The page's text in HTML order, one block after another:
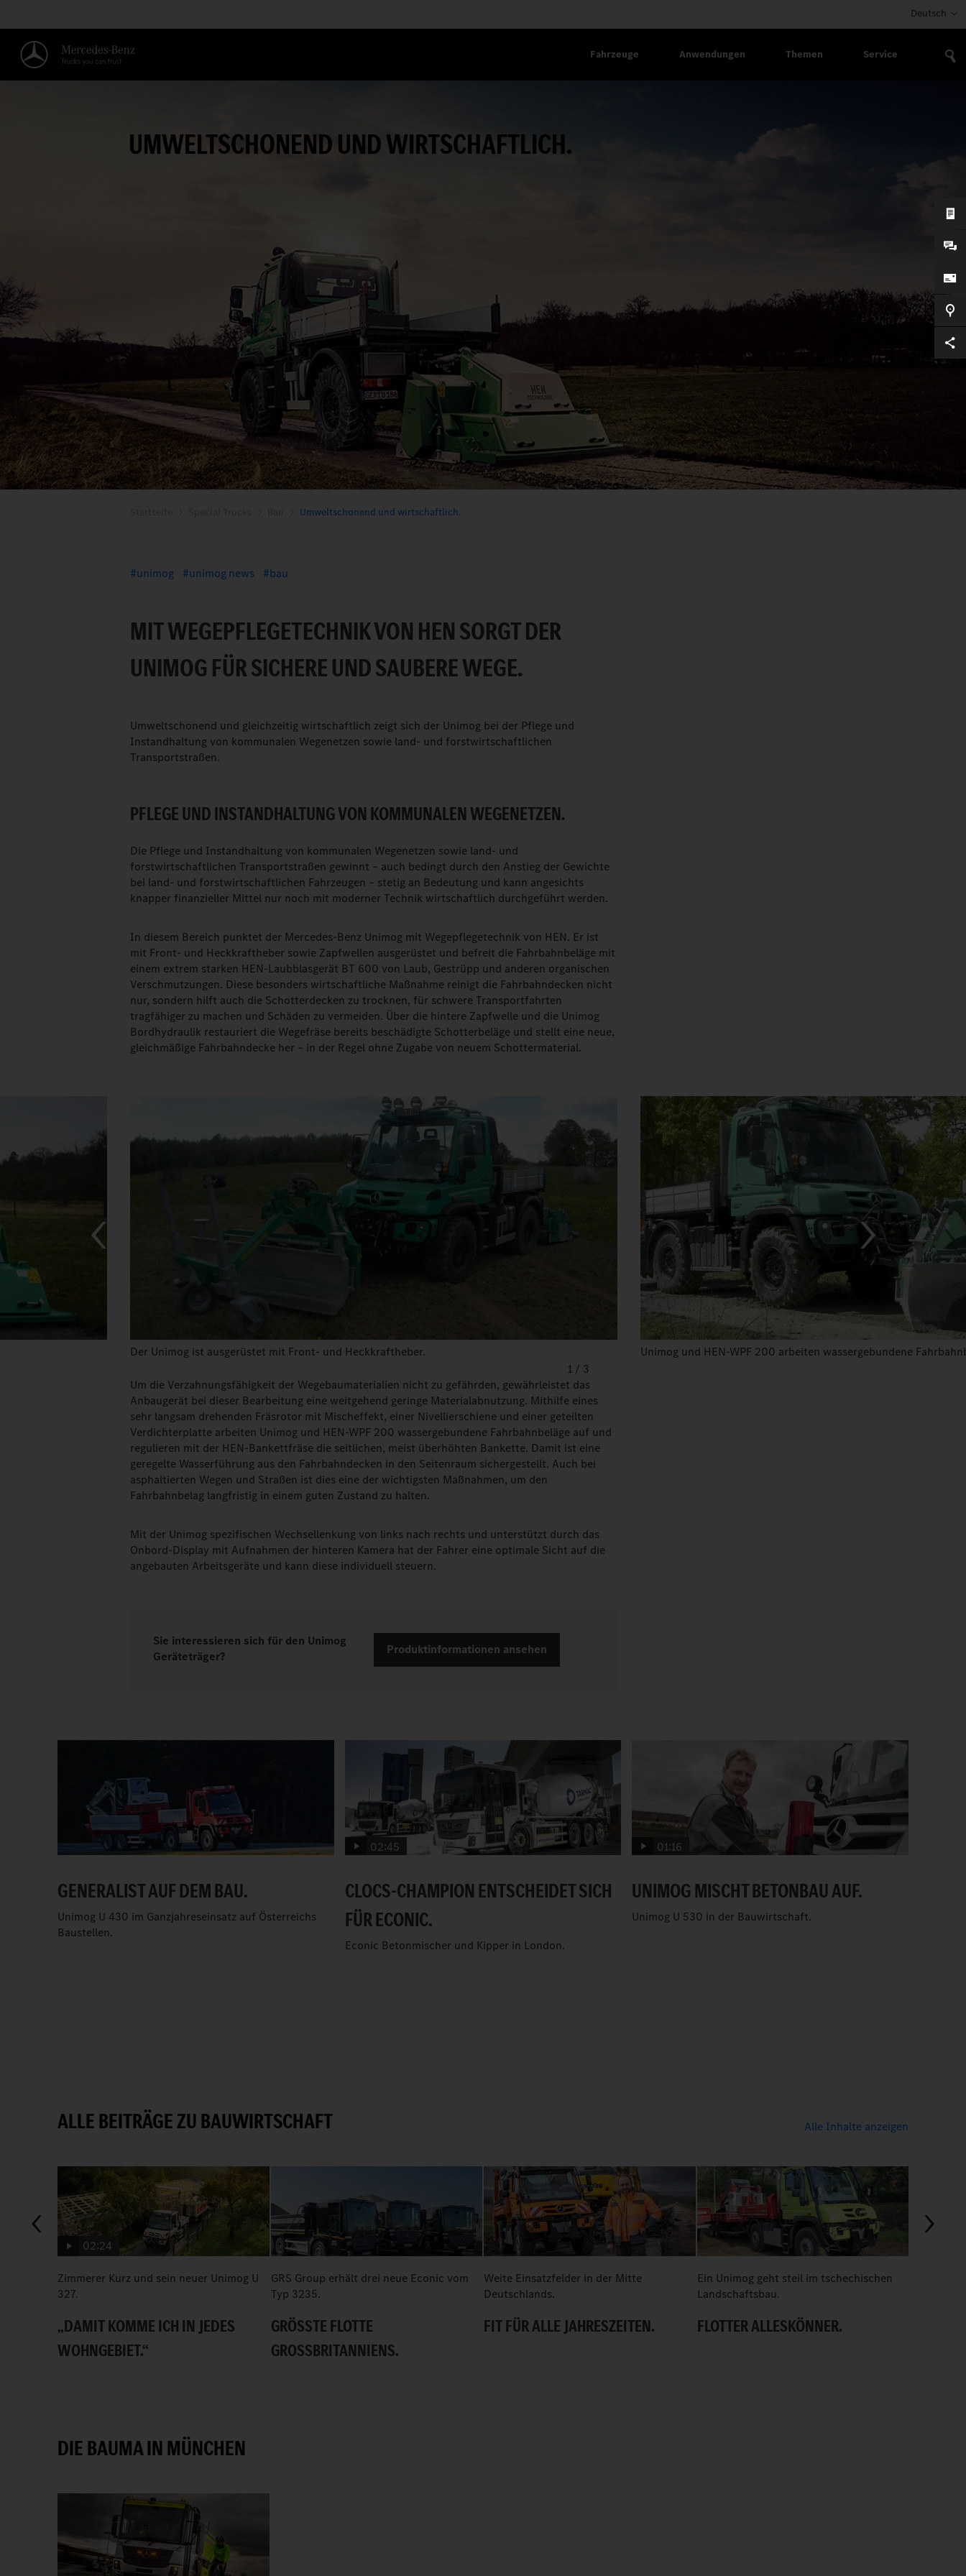
Deutsch
Fahrzeuge Anwendungen Themen Service
UMWELTSCHONEND UND WIRTSCHAFTLICH.
Umweltschonend und wirtschaftlich.
unimog unimog news bau
MIT WEGEPFLEGETECHNIK VON HEN SORGT DER
UNIMOG FÜR SICHERE UND SAUBERE WEGE.
Umweltschonend und gleichzeitig wirtschaftlich zeigt sich der Unimog bei der Pflege und
Instandhaltung von kommunalen Wegenetzen sowie land- und forstwirtschaftlichen
Transportstraßen.
PFLEGE UND INSTANDHALTUNG VON KOMMUNALEN WEGENETZEN.
Die Pflege und Instandhaltung von kommunalen Wegenetzen sowie land- und
forstwirtschaftlichen Transportstraßen gewinnt – auch bedingt durch den Anstieg der Gewichte
bei land- und forstwirtschaftlichen Fahrzeugen – stetig an Bedeutung und kann angesichts
knapper finanzieller Mittel nur noch mit moderner Technik wirtschaftlich durchgeführt werden.
In diesem Bereich punktet der Mercedes-Benz Unimog mit Wegepflegetechnik von HEN. Er ist
mit Front- und Heckkraftheber sowie Zapfwellen ausgerüstet und befreit die Fahrbahnbeläge mit
einem extrem starken HEN-Laubblasgerät BT 600 von Laub, Gestrüpp und anderen organischen
Verschmutzungen. Diese besonders wirtschaftliche Maßnahme reinigt die Fahrbahndecken nicht
nur, sondern hilft auch die Schotterdecken zu trocknen, für schwere Transportfahrten
tragfähiger zu machen und Schäden zu vermeiden. Über die hintere Zapfwelle und die Unimog
Bordhydraulik restauriert die Wegefräse bereits beschädigte Schotterbeläge und stellt eine neue,
gleichmäßige Fahrbahndecke her – in der Regel ohne Zugabe von neuem Schottermaterial.
Der Unimog ist ausgerüstet mit Front- und Heckkraftheber.
Unimog und HEN-WPF 200 arbeiten wassergebundene
1 / 3
Um die Verzahnungsfähigkeit der Wegebaumaterialien nicht zu gefährden, gewährleistet das
Anbaugerät bei dieser Bearbeitung eine weitgehend geringe Materialabnutzung. Mithilfe eines
sehr langsam drehenden Fräsrotor mit Mischeffekt, einer Nivellierschiene und einer geteilten
Verdichterplatte arbeiten Unimog und HEN-WPF 200 wassergebundene Fahrbahnbeläge auf und
regulieren mit der HEN-Bankettfräse die seitlichen, meist überhöhten Bankette. Damit ist eine
geregelte Wasserführung aus den Fahrbahndecken in den Seitenraum sichergestellt. Auch bei
asphaltierten Wegen und Straßen ist dies eine der wichtigsten Maßnahmen, um den
Fahrbahnbelag langfristig in einem guten Zustand zu halten.
Mit der Unimog spezifischen Wechsellenkung von links nach rechts und unterstützt durch das
Onbord-Display mit Aufnahmen der hinteren Kamera hat der Fahrer eine optimale Sicht auf die
angebauten Arbeitsgeräte und kann diese individuell steuern.
Sie interessieren sich für den Unimog
Geräteträger?
Produktinformationen ansehen
GENERALIST AUF DEM BAU.
Unimog U 430 im Ganzjahreseinsatz auf Österreichs
Baustellen.
02:45
CLOCS-CHAMPION ENTSCHEIDET SICH
FÜR ECONIC.
Econic Betonmischer und Kipper in London.
01:16
UNIMOG MISCHT BETONBAU AUF.
Unimog U 530 in der Bauwirtschaft.
ALLE BEITRÄGE ZU BAUWIRTSCHAFT Alle Inhalte anzeigen
02:24
Zimmerer Kurz und sein neuer Unimog U
327.
„DAMIT KOMME ICH IN JEDES
WOHNGEBIET.“
GRS Group erhält drei neue Econic vom
Typ 3235.
GRÖSSTE FLOTTE G
ROSSBRITANNIENS.
Weite Einsatzfelder in der Mitte
Deutschlands.
FIT FÜR ALLE JAHRESZEITEN.
Ein Unimog geht steil im tschechischen
Landschaftsbau.
FLOTTER ALLESKÖNNER.
DIE BAUMA IN MÜNCHEN